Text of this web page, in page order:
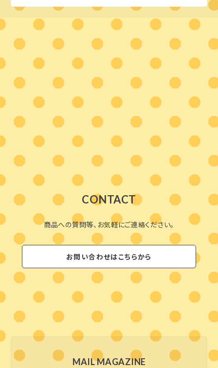
CONTACT
商品への質問等、お気軽にご連絡ください。
お問い合わせはこちらから
MAIL MAGAZINE